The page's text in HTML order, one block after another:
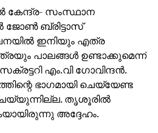
കേന്ദ്ര- സംസ്ഥാന
ജോണ്‍ ബ്രിട്ടാസ്
ഇനിയും എത്ര
പാലങ്ങള്‍ ഉണ്ടാക്കുമെന്ന്
എം.വി ഗോവിന്ദന്‍.
ഭാഗമായി ചെയ്യേണ്ട
തൃശൂരില്‍
അദ്ദേഹം.